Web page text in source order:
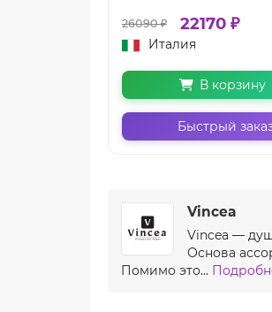
26090 ₽ 22170 ₽
Италия
В корзину
Быстрый
Vincea
Vincea —
Основа
Помимо это...